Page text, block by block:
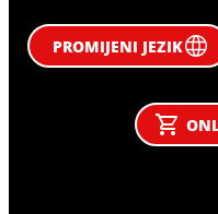
PROMIJENI JEZIK